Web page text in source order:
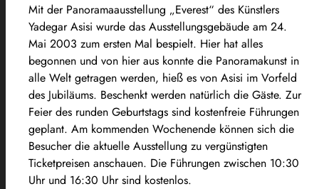
Mit der Panoramaausstellung „Everest“ des Künstlers
Yadegar Asisi wurde das Ausstellungsgebäude am 24.
Mai 2003 zum ersten Mal bespielt. Hier hat alles
begonnen und von hier aus konnte die Panoramakunst in
alle Welt getragen werden, hieß es von Asisi im Vorfeld
des Jubiläums. Beschenkt werden natürlich die Gäste. Zur
Feier des runden Geburtstags sind kostenfreie Führungen
geplant. Am kommenden Wochenende können sich die
Besucher die aktuelle Ausstellung zu vergünstigten
Ticketpreisen anschauen. Die Führungen zwischen 10:30
Uhr und 16:30 Uhr sind kostenlos.